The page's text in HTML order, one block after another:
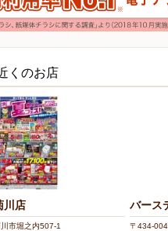
くのお店
川店
市堀之内507-1
バース
〒434-